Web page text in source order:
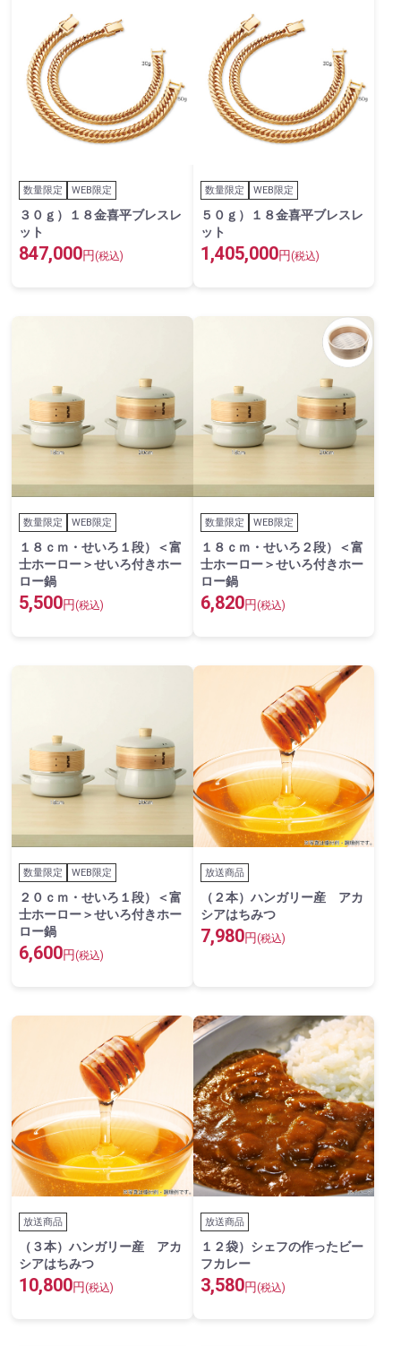
数量限定 WEB限定
３０ｇ）１８金喜平ブレスレ
ット
847,000円 (税込)
数量限定 WEB限定
５０ｇ）１８金喜平ブレスレ
ット
1,405,000円 (税込)
数量限定 WEB限定
１８ｃｍ・せいろ１段）＜富
士ホーロー＞せいろ付きホー
ロー鍋
5,500円 (税込)
数量限定 WEB限定
１８ｃｍ・せいろ２段）＜富
士ホーロー＞せいろ付きホー
ロー鍋
6,820円 (税込)
数量限定 WEB限定
２０ｃｍ・せいろ１段）＜富
士ホーロー＞せいろ付きホー
ロー鍋
6,600円(税込)
放送商品
（２本）ハンガリー産 アカ
シアはちみつ
7,980円(税込)
放送商品
（３本）ハンガリー産 アカ
シアはちみつ
10,800円 (税込)
放送商品
１２袋）シェフの作ったビー
フカレー
3,580円 (税込)